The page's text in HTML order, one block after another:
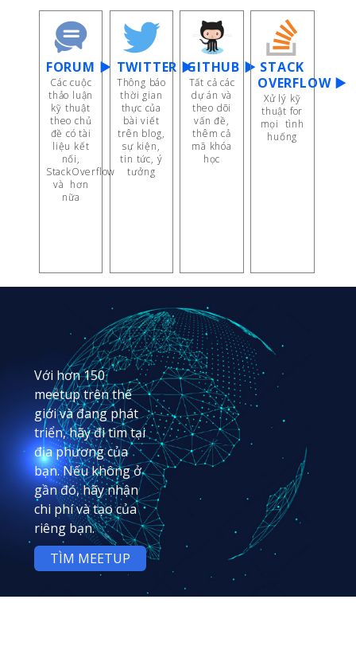
FORUM ▶
Các cuộc
thảo luận
kỹ thuật
theo chủ
đề có tài
liệu kết
nối,
StackOverflow
và hơn
nữa
TWITTER ▶
Thông báo
thời gian
thực của
bài viết
trên blog,
sự kiện,
tin tức, ý
tưởng
GITHUB ▶
Tất cả các
dự án và
theo dõi
vấn đề,
thêm cả
mã khóa
học
STACK
OVERFLOW ▶
Xử lý kỹ
thuật for
mọi tình
huống
Với hơn 150
meetup trên thế
giới và đang phát
triển, hãy đi tìm tại
địa phương của
bạn. Nếu không ở
gần đó, hãy nhận
chi phí và tạo của
riêng bạn.
TÌM MEETUP